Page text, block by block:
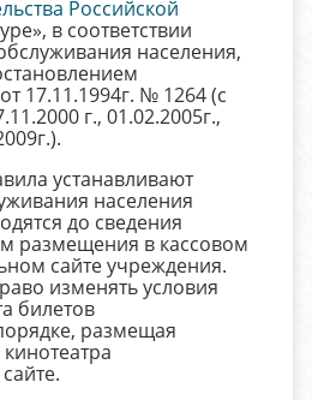
Российской
в соответствии
населения,
17.11.1994г. № 1264 (с
г., 01.02.2005г.,
устанавливают
населения
до сведения
размещения в кассовом
сайте учреждения.
изменять условия
билетов
размещая